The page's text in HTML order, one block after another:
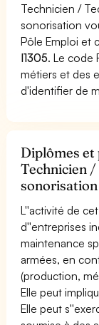
Technicien /
sonorisation
Pôle Emploi et
I1305. Le code
métiers et des
d'identifier de
Diplômes et
Technicien /
sonorisation
L''activité de
d''entreprises
maintenance
armées, en
(production,
Elle peut
Elle peut